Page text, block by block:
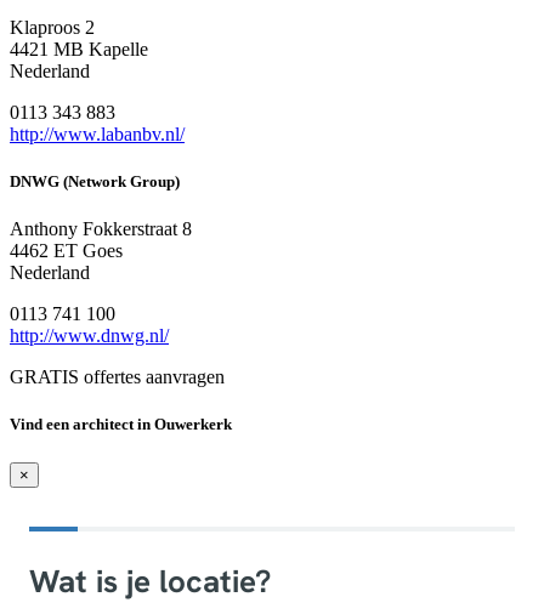
Klaproos 2
4421 MB Kapelle
Nederland
0113 343 883
http://www.labanbv.nl/
DNWG (Network Group)
Anthony Fokkerstraat 8
4462 ET Goes
Nederland
0113 741 100
http://www.dnwg.nl/
GRATIS offertes aanvragen
Vind een architect in Ouwerkerk
×